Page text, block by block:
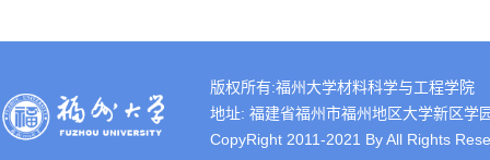
版权所有:福州大学材料科学与工程学院
地址: 福建省福州市福州地区大学新区
CopyRight 2011-2021 By All Rights